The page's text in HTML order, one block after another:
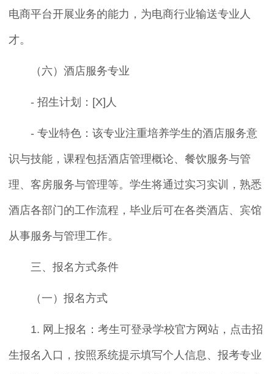
电商平台开展业务的能力，为电商行业输送专业人
才。
（六）酒店服务专业
- 招生计划：[X]人
- 专业特色：该专业注重培养学生的酒店服务意
识与技能，课程包括酒店管理概论、餐饮服务与管
理、客房服务与管理等。学生将通过实习实训，熟悉
酒店各部门的工作流程，毕业后可在各类酒店、宾馆
从事服务与管理工作。
三、报名方式条件
（一）报名方式
1. 网上报名：考生可登录学校官方网站，点击招
生报名入口，按照系统提示填写个人信息、报考专业